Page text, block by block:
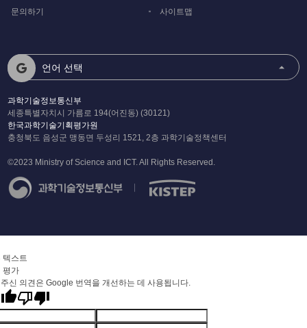
문의하기
사이트맵
언어 선택
과학기술정보통신부
세종특별자치시 가름로 194(어진동) (30121)
한국과학기술기획평가원
충청북도 음성군 맹동면 두성리 1521, 2층 과학기술정책센터
©2023 Ministry of Science and ICT. All Rights Reserved.
텍스트
평가
신 의견은 Google 번역을 개선하는 데 사용됩니다.